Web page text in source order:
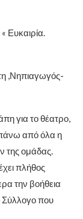
Ευκαιρία.
,Νηπιαγωγός-
για το θέατρο,
από όλα η
της ομάδας.
πλήθος
την βοήθεια
Σύλλογο που